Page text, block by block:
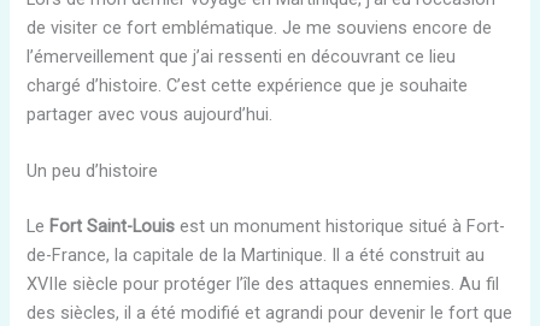
de visiter ce fort emblématique. Je me souviens encore de
l’émerveillement que j’ai ressenti en découvrant ce lieu
chargé d’histoire. C’est cette expérience que je souhaite
partager avec vous aujourd’hui.
Un peu d’histoire
Le Fort Saint-Louis est un monument historique situé à Fort-
de-France, la capitale de la Martinique. Il a été construit au
XVIIe siècle pour protéger l’île des attaques ennemies. Au fil
des siècles, il a été modifié et agrandi pour devenir le fort que